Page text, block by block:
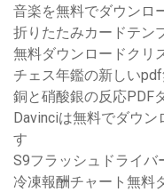
音楽を無料でダウンロ
折りたたみカードテン
無料ダウンロードクリ
チェス年鑑の新しい
銅と硝酸銀の反応PDF
Davinciは無料でダウ
す
S9フラッシュドライバ
冷凍報酬チャート無料